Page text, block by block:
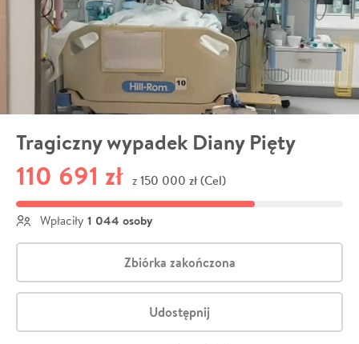
Tragiczny wypadek Diany Pięty
110 691 zł z 150 000 zł (Cel)
Wpłaciły 1 044 osoby
Zbiórka zakończona
Udostępnij